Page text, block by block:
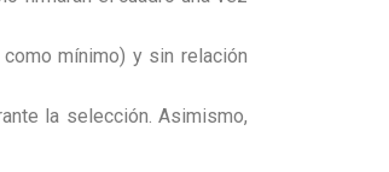
mínimo) y sin relación
la selección. Asimismo,